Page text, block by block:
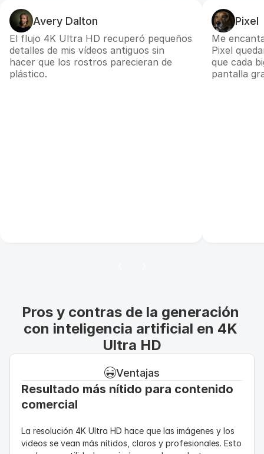
Avery Dalton
El flujo 4K Ultra HD recuperó pequeños
detalles de mis vídeos antiguos sin
hacer que los rostros parecieran de
plástico.
Pixel
Me
Pixel
que cada
pantalla
Pros y contras de la generación
con inteligencia artificial en 4K
Ultra HD
Ventajas
Resultado más nítido para contenido
comercial
La resolución 4K Ultra HD hace que las imágenes y los
videos se vean más nítidos, claros y profesionales. Esto